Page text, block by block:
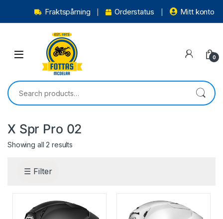
Fraktspårning Orderstatus Mitt konto
0
X Spr Pro 02
Showing all 2 results
☰ Filter